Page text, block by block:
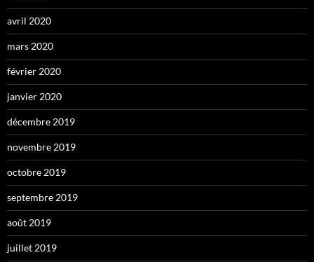
avril 2020
mars 2020
février 2020
janvier 2020
décembre 2019
novembre 2019
octobre 2019
septembre 2019
août 2019
juillet 2019